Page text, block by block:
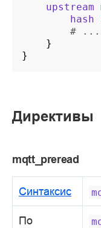
upstream
hash
# ...
}
}
Директивы
mqtt_preread
Синтаксис
По